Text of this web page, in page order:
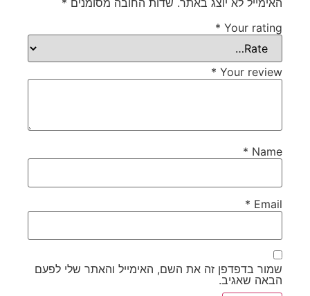
האימייל לא יוצג באתר. שדות החובה מסומנים *
Your rating
*
Your review
*
Name
*
Email
*
שמור בדפדפן זה את השם, האימייל והאתר שלי לפעם
הבאה שאגיב.